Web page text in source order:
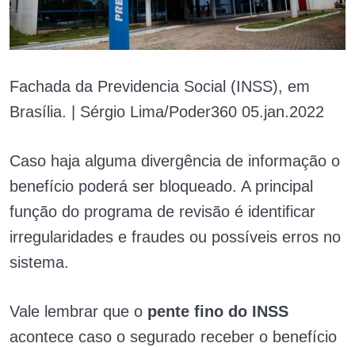
Fachada da Previdencia Social (INSS), em
Brasília. | Sérgio Lima/Poder360 05.jan.2022
Caso haja alguma divergência de informação o
benefício poderá ser bloqueado. A principal
função do programa de revisão é identificar
irregularidades e fraudes ou possíveis erros no
sistema.
Vale lembrar que o pente fino do INSS
acontece caso o segurado receber o benefício